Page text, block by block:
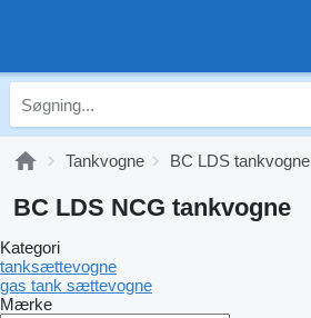
Tankvogne BC LDS tankvogne
BC LDS NCG tankvogne
Kategori
tanksættevogne
gas tank sættevogne
Mærke